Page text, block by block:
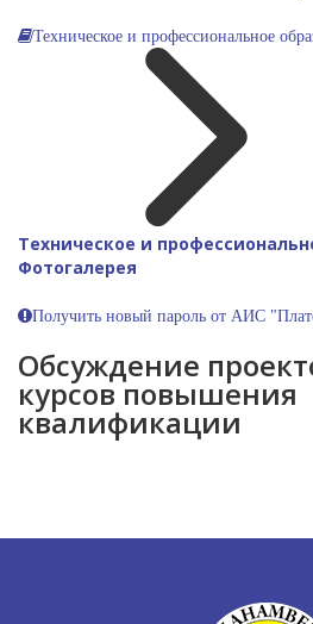
Техническое и профессиональное
Техническое и
Фотогалерея
Получить новый пароль от АИС
Обсуждение
курсов повышения
квалификации